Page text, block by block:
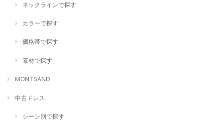
ネックラインで探す
カラーで探す
価格帯で探す
素材で探す
MONTSAND
中古ドレス
シーン別で探す